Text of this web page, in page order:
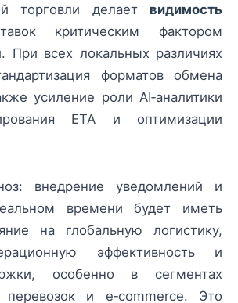
торговли делает видимость
критическим фактором
При всех локальных различиях
форматов обмена
усиление роли AI‑аналитики
ETA и оптимизации
внедрение уведомлений и
времени будет иметь
на глобальную логистику,
эффективность и
особенно в сегментах
перевозок и e‑commerce. Это